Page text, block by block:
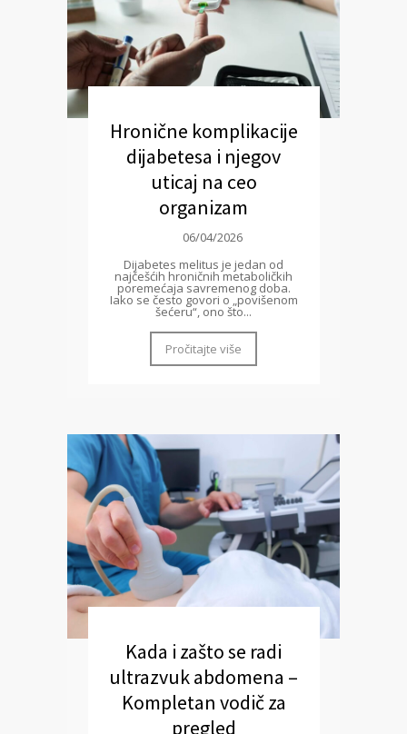
Hronične komplikacije
dijabetesa i njegov
uticaj na ceo
organizam
06/04/2026
Dijabetes melitus je jedan od
najčešćih hroničnih metaboličkih
poremećaja savremenog doba.
Iako se često govori o „povišenom
šećeru“, ono što...
Pročitajte više
Kada i zašto se radi
ultrazvuk abdomena –
Kompletan vodič za
pregled